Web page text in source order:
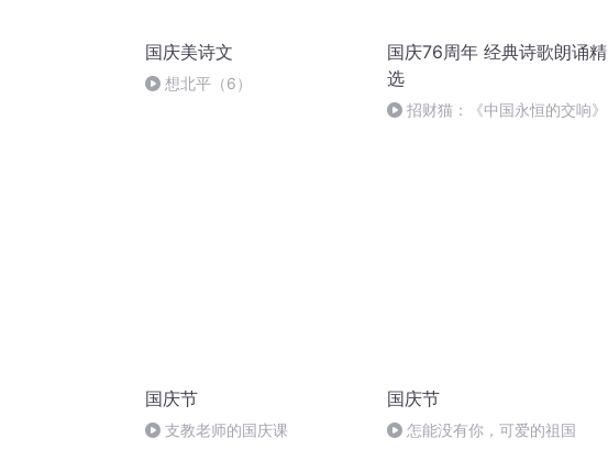
国庆美诗文
想北平（6）
国庆76周年 经典诗歌朗诵精
选
招财猫：《中国永恒的交响》
国庆节
支教老师的国庆课
国庆节
怎能没有你，可爱的祖国